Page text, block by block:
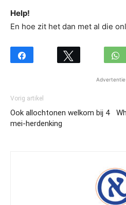
Help!
En hoe zit het dan met al die
Vorig artikel
Ook allochtonen welkom bij 4
mei-herdenking